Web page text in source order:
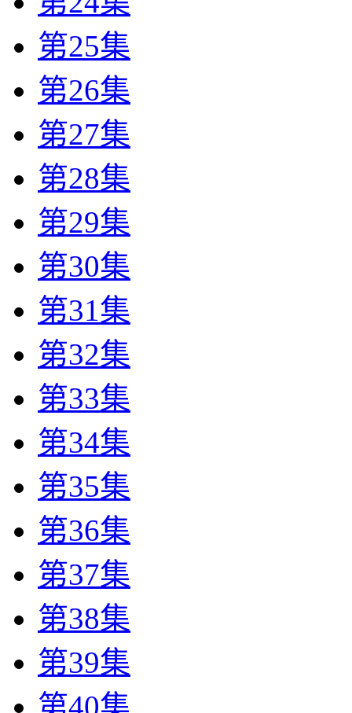
第25集
第26集
第27集
第28集
第29集
第30集
第31集
第32集
第33集
第34集
第35集
第36集
第37集
第38集
第39集
第40集